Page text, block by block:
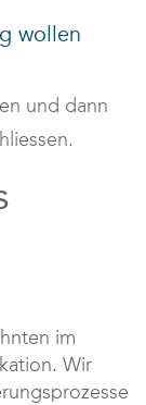
wollen
und dann
im
Wir